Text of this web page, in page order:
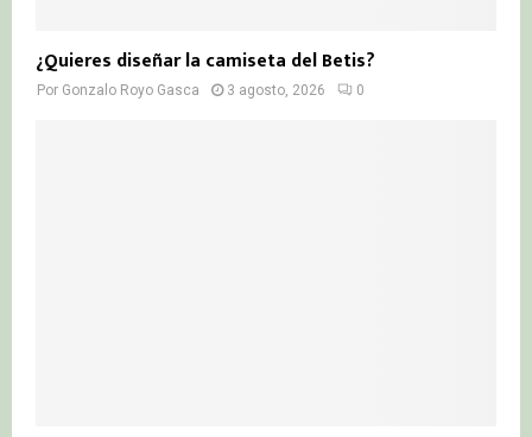
¿Quieres diseñar la camiseta del Betis?
Por Gonzalo Royo Gasca 3 agosto, 2026 0